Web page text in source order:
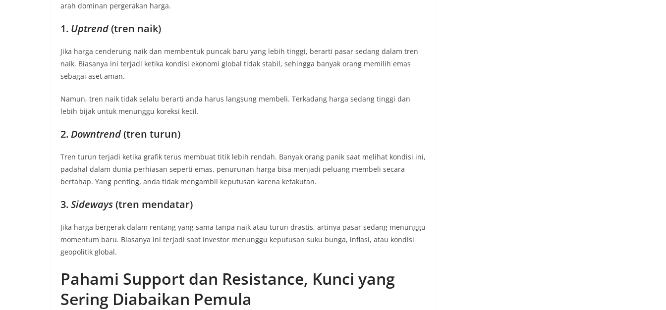
arah dominan pergerakan harga.
1. Uptrend(tren naik)
Jika harga cenderung naik dan membentuk puncak baru yang lebih tinggi, berarti pasar sedang dalam tren
naik. Biasanya ini terjadi ketika kondisi ekonomi global tidak stabil, sehingga banyak orang memilih emas
sebagai aset aman.
Namun, tren naik tidak selalu berarti anda harus langsung membeli. Terkadang harga sedang tinggi dan
lebih bijak untuk menunggu koreksi kecil.
2.Downtrend(tren turun)
Tren turun terjadi ketika grafik terus membuat titik lebih rendah. Banyak orang panik saat melihat kondisi ini,
padahal dalam dunia perhiasan seperti emas, penurunan harga bisa menjadi peluang membeli secara
bertahap. Yang penting, anda tidak mengambil keputusan karena ketakutan.
3.Sideways(tren mendatar)
Jika harga bergerak dalam rentang yang sama tanpa naik atau turun drastis, artinya pasar sedang menunggu
momentum baru. Biasanya ini terjadi saat investor menunggu keputusan suku bunga, inflasi, atau kondisi
geopolitik global.
Pahami Support dan Resistance, Kunci yang
Sering Diabaikan Pemula